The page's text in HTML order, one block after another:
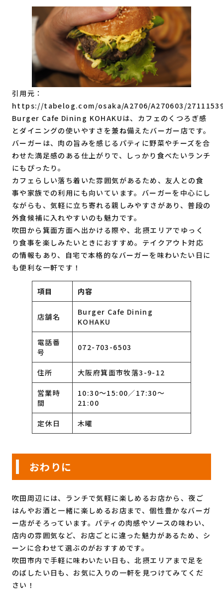
引用元：
https://tabelog.com/osaka/A2706/A270603/
Burger Cafe Dining KOHAKUは、カフェのくつろぎ感
とダイニングの使いやすさを兼ね備えたバーガー店です。
バーガーは、肉の旨みを感じるパティに野菜やチーズを合
わせた満足感のある仕上がりで、しっかり食べたいランチ
にもぴったり。
カフェらしい落ち着いた雰囲気があるため、友人との食
事や家族での利用にも向いています。バーガーを中心にし
ながらも、気軽に立ち寄れる親しみやすさがあり、普段の
外食候補に入れやすいのも魅力です。
吹田から箕面方面へ出かける際や、北摂エリアでゆっく
り食事を楽しみたいときにおすすめ。テイクアウト対応
の情報もあり、自宅で本格的なバーガーを味わいたい日に
も便利な一軒です！
項目 内容
店舗名
Burger Cafe Dining
KOHAKU
電話番
号
072-703-6503
住所 大阪府箕面市牧落3-9-12
営業時
間
10:30〜15:00／17:30〜
21:00
定休日 木曜
おわりに
吹田周辺には、ランチで気軽に楽しめるお店から、夜ご
はんやお酒と一緒に楽しめるお店まで、個性豊かなバーガ
ー店がそろっています。パティの肉感やソースの味わい、
店内の雰囲気など、お店ごとに違った魅力があるため、シ
ーンに合わせて選ぶのがおすすめです。
吹田市内で手軽に味わいたい日も、北摂エリアまで足を
のばしたい日も、お気に入りの一軒を見つけてみてくだ
さい！